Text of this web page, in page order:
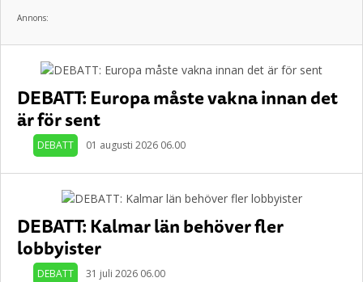
Annons:
DEBATT: Europa måste vakna innan det
är för sent
DEBATT 01 augusti 2026 06.00
DEBATT: Kalmar län behöver fler
lobbyister
DEBATT 31 juli 2026 06.00